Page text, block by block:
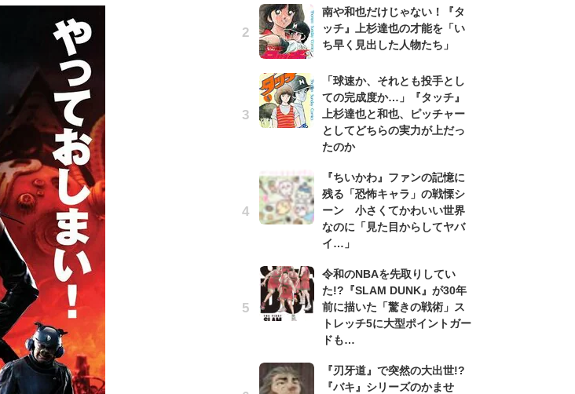
南や和也だけじゃない！『タ
ッチ』上杉達也の才能を「い
ち早く見出した人物たち」
「球速か、それとも投手とし
ての完成度か…」『タッチ』
上杉達也と和也、ピッチャー
としてどちらの実力が上だっ
たのか
『ちいかわ』ファンの記憶に
残る「恐怖キャラ」の戦慄シ
ーン 小さくてかわいい世界
なのに「見た目からしてヤバ
イ…」
令和のNBAを先取りしてい
た!?『SLAM DUNK』が30年
前に描いた「驚きの戦術」ス
トレッチ5に大型ポイントガー
ドも…
『刃牙道』で突然の大出世!?
『バキ』シリーズのかませ